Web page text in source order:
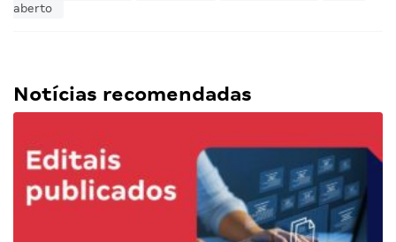
aberto
Notícias recomendadas